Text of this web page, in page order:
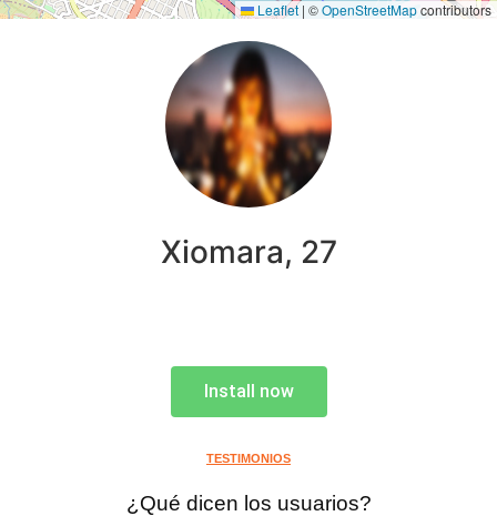
Leaflet | ©OpenStreetMapcontributors
Xiomara, 27
Install now
TESTIMONIOS
¿Qué dicen los usuarios?